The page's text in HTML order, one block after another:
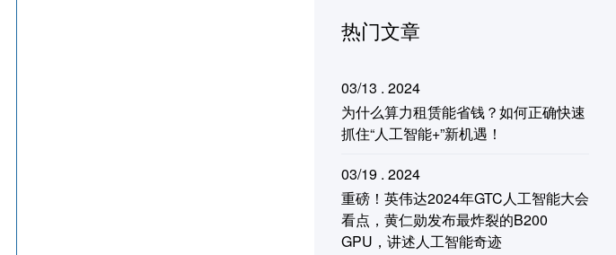
热门文章
03/13 . 2024
为什么算力租赁能省钱？如何正确快速
抓住“人工智能+”新机遇！
03/19 . 2024
重磅！英伟达2024年GTC人工智能大会
看点，黄仁勋发布最炸裂的B200
GPU，讲述人工智能奇迹